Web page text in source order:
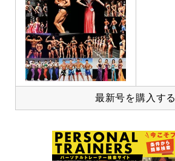
最新号を購入する